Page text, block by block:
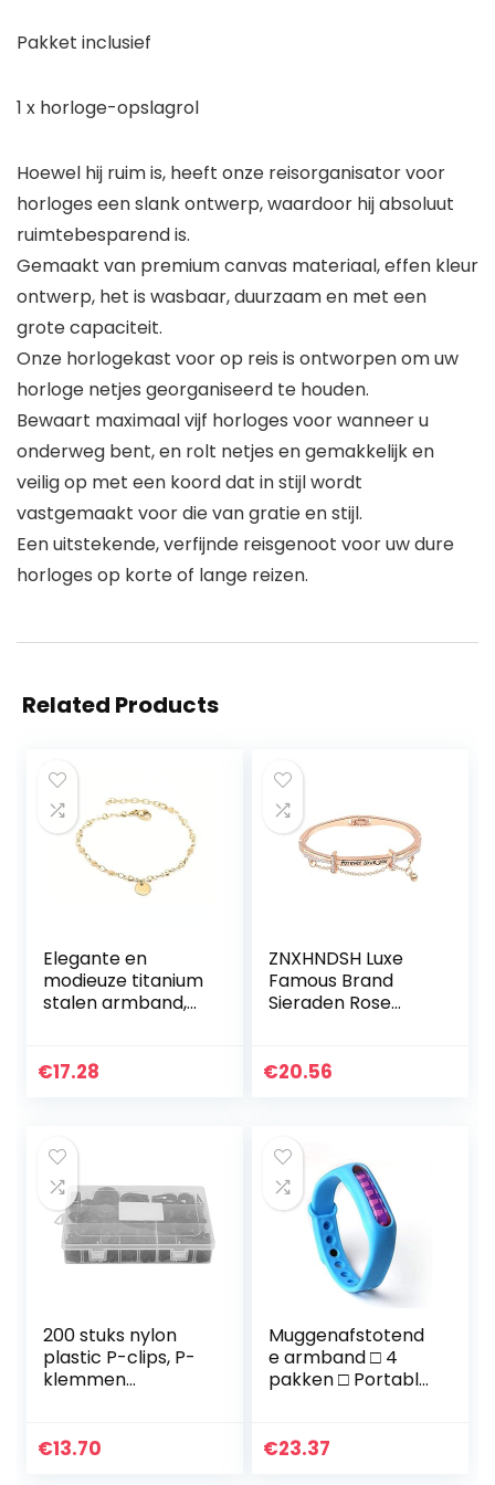
Pakket inclusief
1 x horloge-opslagrol
Hoewel hij ruim is, heeft onze reisorganisator voor
horloges een slank ontwerp, waardoor hij absoluut
ruimtebesparend is.
Gemaakt van premium canvas materiaal, effen kleur
ontwerp, het is wasbaar, duurzaam en met een
grote capaciteit.
Onze horlogekast voor op reis is ontworpen om uw
horloge netjes georganiseerd te houden.
Bewaart maximaal vijf horloges voor wanneer u
onderweg bent, en rolt netjes en gemakkelijk en
veilig op met een koord dat in stijl wordt
vastgemaakt voor die van gratie en stijl.
Een uitstekende, verfijnde reisgenoot voor uw dure
horloges op korte of lange reizen.
Related Products
Elegante en
modieuze titanium
stalen armband,
vergulde
€17.28
ZNXHNDSH Luxe
Famous Brand
Sieraden Rose
Bangles Female
€20.56
200 stuks nylon
plastic P-clips, P-
klemmen
met 6
€13.70
Muggenafstotend
e armband □ 4
pakken □ Portable
Kinderen muggen
€23.37